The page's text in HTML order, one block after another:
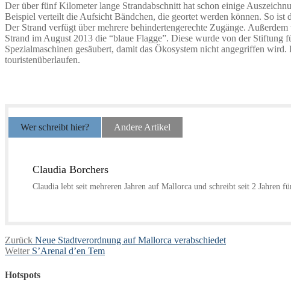
Der über fünf Kilometer lange Strandabschnitt hat schon einige
Beispiel verteilt die Aufsicht Bändchen, die geortet werden können. So
Der Strand verfügt über mehrere behindertengerechte Zugänge.
Strand im August 2013 die “blaue Flagge”. Diese wurde von der
Spezialmaschinen gesäubert, damit das Ökosystem nicht angegriffen
touristenüberlaufen.
Wer schreibt hier? Andere Artikel
Claudia Borchers
Claudia lebt seit mehreren Jahren auf Mallorca und schreibt seit 2
Beitragsnavigation
Zurück Vorheriger
Beitrag:
Neue Stadtverordnung auf Mallorca verabschiedet
Weiter Nächster
S’Arenal d’en Tem
Hotspots